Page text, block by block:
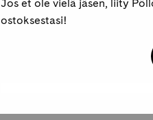
Jos et ole vielä jäsen, liity
ostoksestasi!